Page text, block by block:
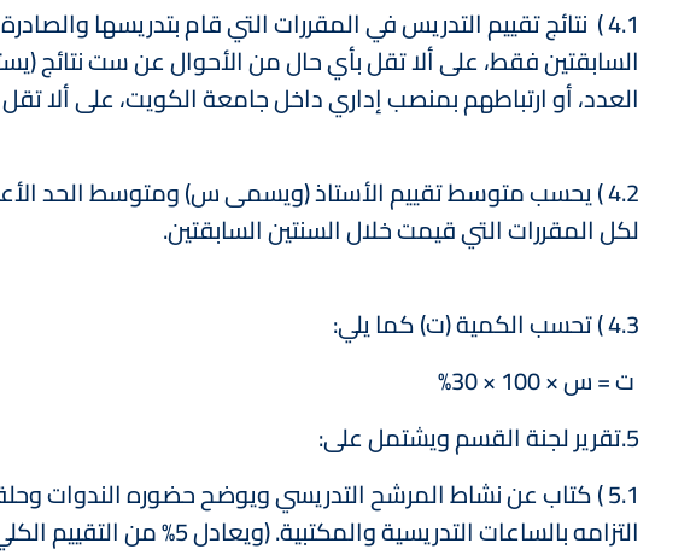
4.1 ) نتائج تقييم التدريس في المقررات التي قام بتدريسها
السابقتين فقط، على ألا تقل بأي حال من الأحوال عن ست نتائج
العدد، أو ارتباطهم بمنصب إداري داخل جامعة الكويت، على ألا
4.2 ) يحسب متوسط تقييم الأستاذ (ويسمى س) ومتوسط الحد
لكل المقررات التي قيمت خلال السنتين السابقتين.
4.3 ) تحسب الكمية (ت) كما يلي:
ت = س × 100 × 30%
5.تقرير لجنة القسم ويشتمل على:
5.1 ) كتاب عن نشاط المرشح التدريسي ويوضح حضوره الندوات
التزامه بالساعات التدريسية والمكتبية. (ويعادل 5% من التقييم الكلي النهائي).